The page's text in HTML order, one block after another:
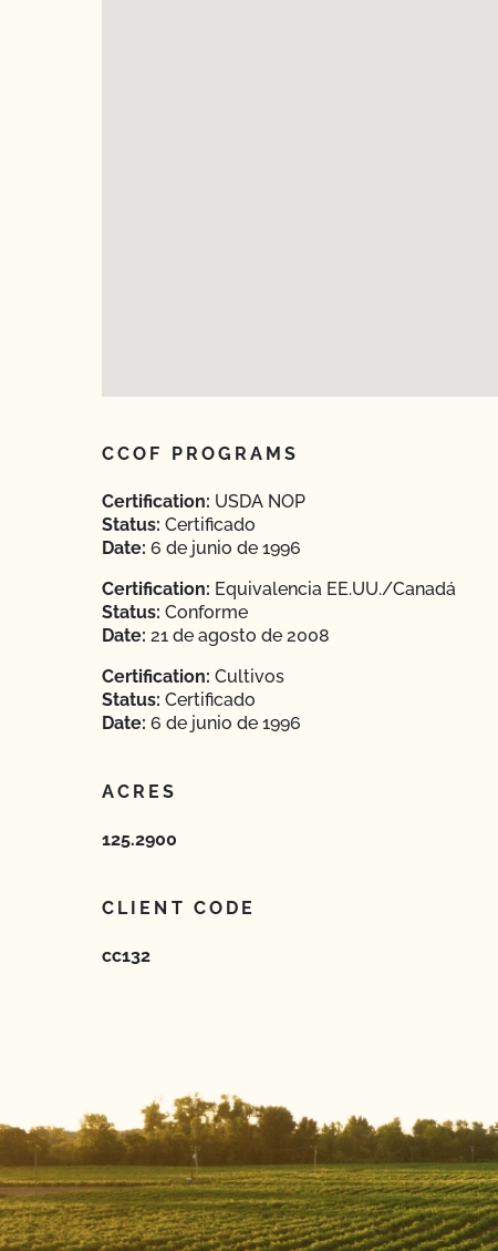
CCOF PROGRAMS
Certification: USDA NOP
Status: Certificado
Date: 6 de junio de 1996
Certification: Equivalencia EE.UU./Canadá
Status: Conforme
Date: 21 de agosto de 2008
Certification: Cultivos
Status: Certificado
Date: 6 de junio de 1996
ACRES
125.2900
CLIENT CODE
cc132